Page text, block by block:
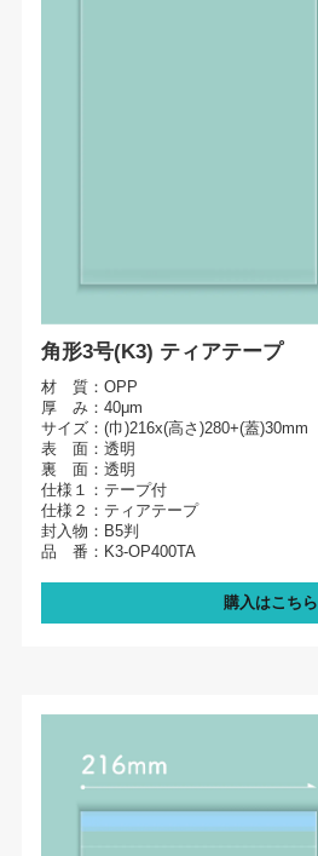
角形3号(K3) ティアテープ
材 質：OPP
厚 み：40μm
サイズ：(巾)216x(高さ)280+(蓋)30mm
表 面：透明
裏 面：透明
仕様１：テープ付
仕様２：ティアテープ
封入物：B5判
品 番：K3-OP400TA
購入はこちら